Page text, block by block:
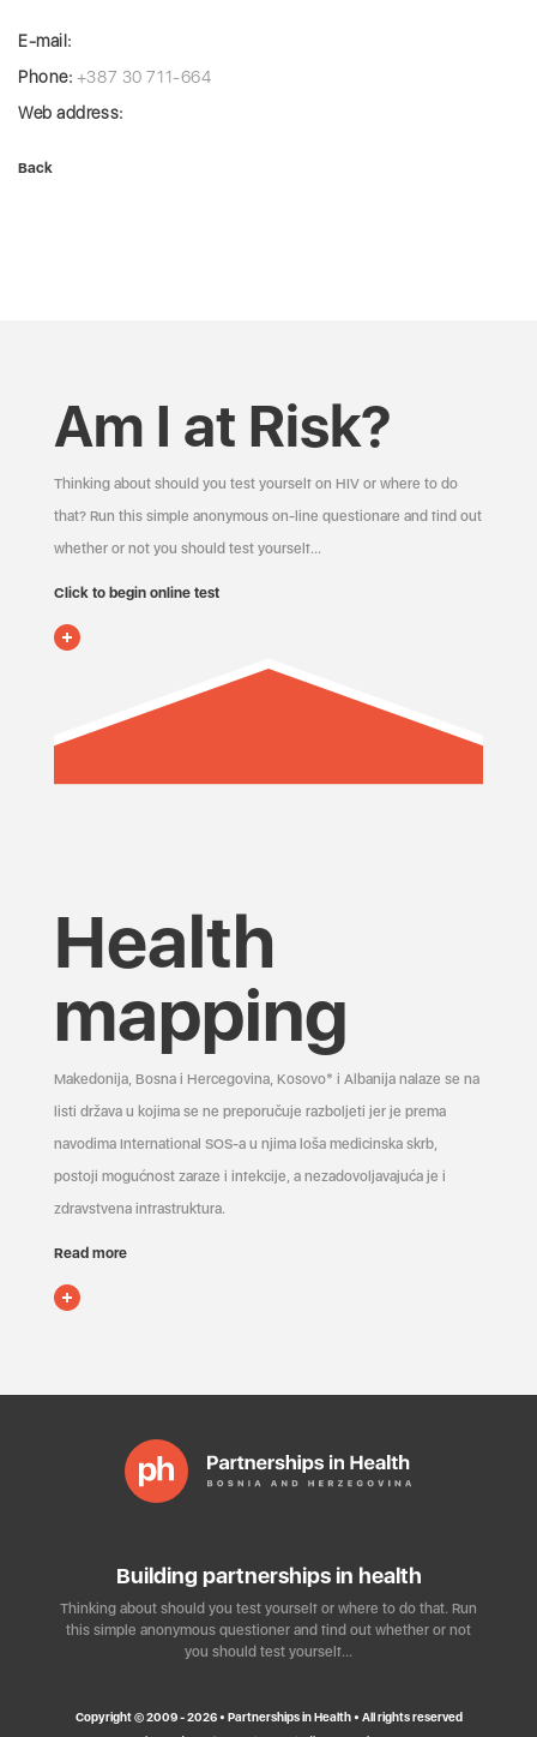
E-mail:
Phone: +387 30 711-664
Web address:
Back
Am I at Risk?
Thinking about should you test yourself on HIV or where to do
that? Run this simple anonymous on-line questionare and find out
whether or not you should test yourself…
Click to begin online test
Health
mapping
Makedonija, Bosna i Hercegovina, Kosovo* i Albanija nalaze se na
listi država u kojima se ne preporučuje razboljeti jer je prema
navodima International SOS-a u njima loša medicinska skrb,
postoji mogućnost zaraze i infekcije, a nezadovoljavajuća je i
zdravstvena infrastruktura.
Read more
Building partnerships in health
Thinking about should you test yourself or where to do that. Run
this simple anonymous questioner and find out whether or not
you should test yourself…
Copyright © 2009 - 2026 • Partnerships in Health • All rights reserved